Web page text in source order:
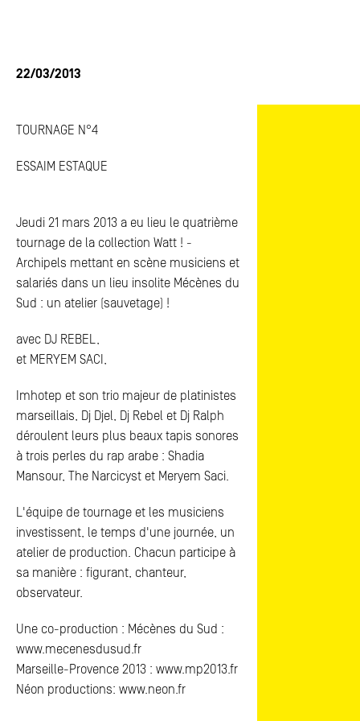
22/03/2013
TOURNAGE N°4
ESSAIM ESTAQUE
Jeudi 21 mars 2013 a eu lieu le quatrième
tournage de la collection Watt ! -
Archipels mettant en scène musiciens et
salariés dans un lieu insolite Mécènes du
Sud : un atelier (sauvetage) !
avec DJ REBEL,
et MERYEM SACI,
Imhotep et son trio majeur de platinistes
marseillais, Dj Djel, Dj Rebel et Dj Ralph
déroulent leurs plus beaux tapis sonores
à trois perles du rap arabe : Shadia
Mansour, The Narcicyst et Meryem Saci.
L'équipe de tournage et les musiciens
investissent, le temps d'une journée, un
atelier de production. Chacun participe à
sa manière : figurant, chanteur,
observateur.
Une co-production : Mécènes du Sud :
www.mecenesdusud.fr
Marseille-Provence 2013 : www.mp2013.fr
Néon productions: www.neon.fr